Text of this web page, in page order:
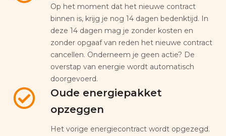
Op het moment dat het nieuwe contract
binnen is, krijg je nog 14 dagen bedenktijd. In
deze 14 dagen mag je zonder kosten en
zonder opgaaf van reden het nieuwe contract
cancellen. Onderneem je geen actie? De
overstap van energie wordt automatisch
doorgevoerd.
Oude energiepakket
opzeggen
Het vorige energiecontract wordt opgezegd.